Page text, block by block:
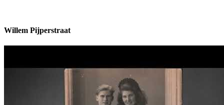
Willem Pijperstraat